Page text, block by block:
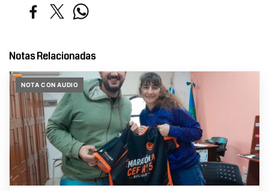
Notas Relacionadas
NOTA CON AUDIO